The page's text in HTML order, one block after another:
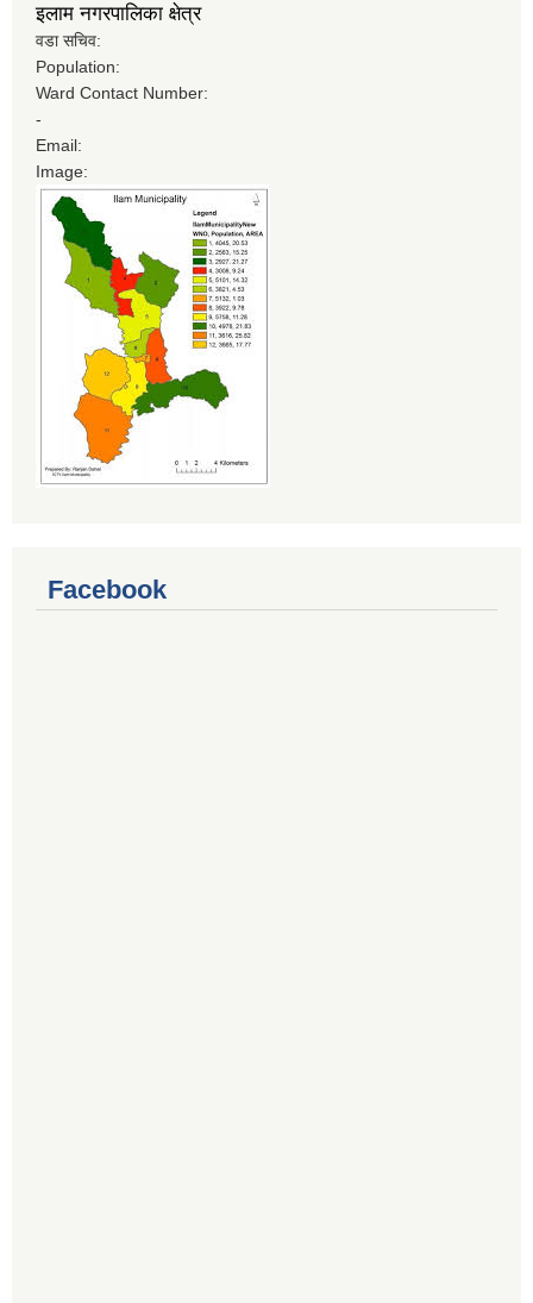
इलाम नगरपालिका क्षेत्र
वडा सचिव:
Population:
Ward Contact Number:
-
Email:
Image:
Facebook